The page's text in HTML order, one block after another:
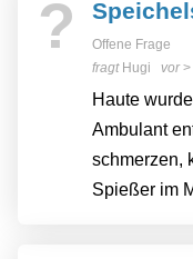
?
Offene Frage
fragt Hugi vor>
Haute
Ambulant
schmerzen,
Spießer im